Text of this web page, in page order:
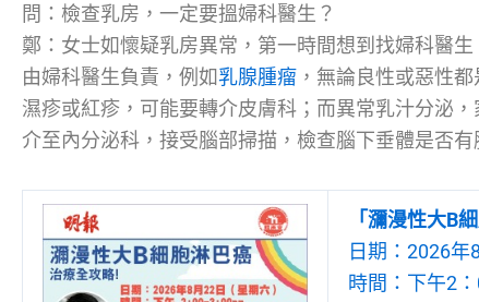
問：檢查乳房，一定要搵婦科醫生？
鄭：女士如懷疑乳房異常，第一時間想到找婦科醫
由婦科醫生負責，例如乳腺腫瘤 ，無論良性或惡性
濕疹或紅疹，可能要轉介皮膚科；而異常乳汁分泌
介至內分泌科，接受腦部掃描，檢查腦下垂體是否有
「瀰漫性大B
日期：2026年
時間：下午2